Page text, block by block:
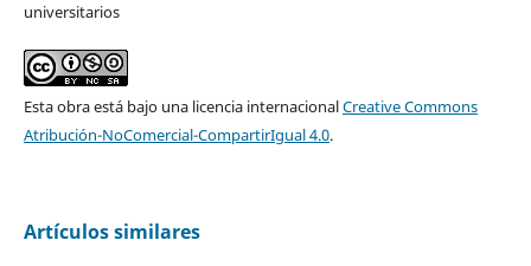
universitarios
Esta obra está bajo una licencia internacionalCreative Commons
Atribución-NoComercial-CompartirIgual 4.0.
Artículos similares